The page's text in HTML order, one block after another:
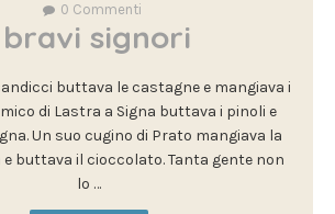
0 Commenti
bravi signori
buttava le castagne e mangiava i
di Lastra a Signa buttava i pinoli e
Un suo cugino di Prato mangiava la
buttava il cioccolato. Tanta gente non
lo …